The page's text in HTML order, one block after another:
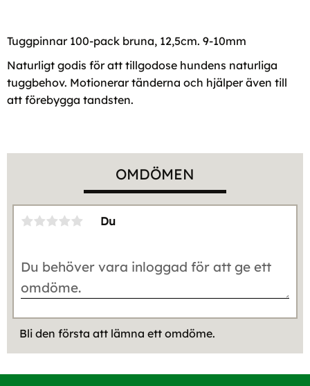
Tuggpinnar 100-pack bruna, 12,5cm. 9-10mm
Naturligt godis för att tillgodose hundens naturliga
tuggbehov. Motionerar tänderna och hjälper även till
att förebygga tandsten.
OMDÖMEN
Du
Bli den första att lämna ett omdöme.